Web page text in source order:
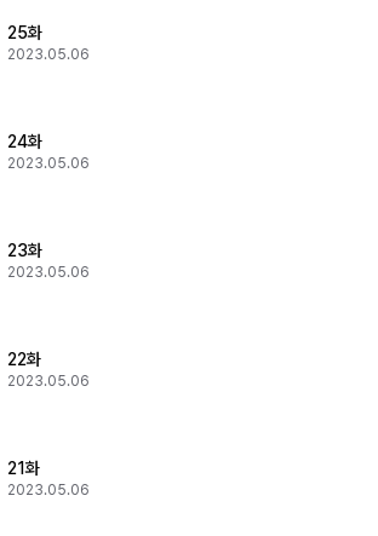
25화
2023.05.06
24화
2023.05.06
23화
2023.05.06
22화
2023.05.06
21화
2023.05.06